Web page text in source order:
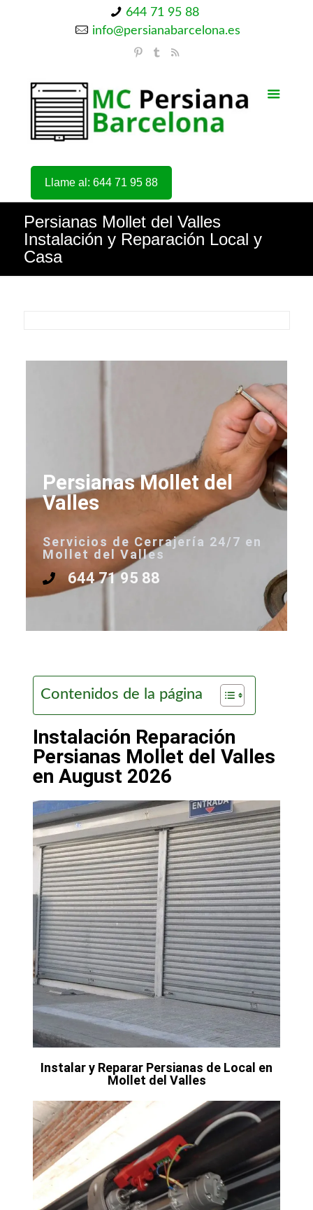
644 71 95 88
info@persianabarcelona.es
Llame al: 644 71 95 88
Persianas Mollet del Valles
Instalación y Reparación Local y
Casa
Persianas Mollet del
Valles
Servicios de Cerrajería 24/7 en
Mollet del Valles
644 71 95 88
Contenidos de la página
Instalación Reparación
Persianas Mollet del Valles
en August 2026
Instalar y Reparar Persianas de Local en
Mollet del Valles